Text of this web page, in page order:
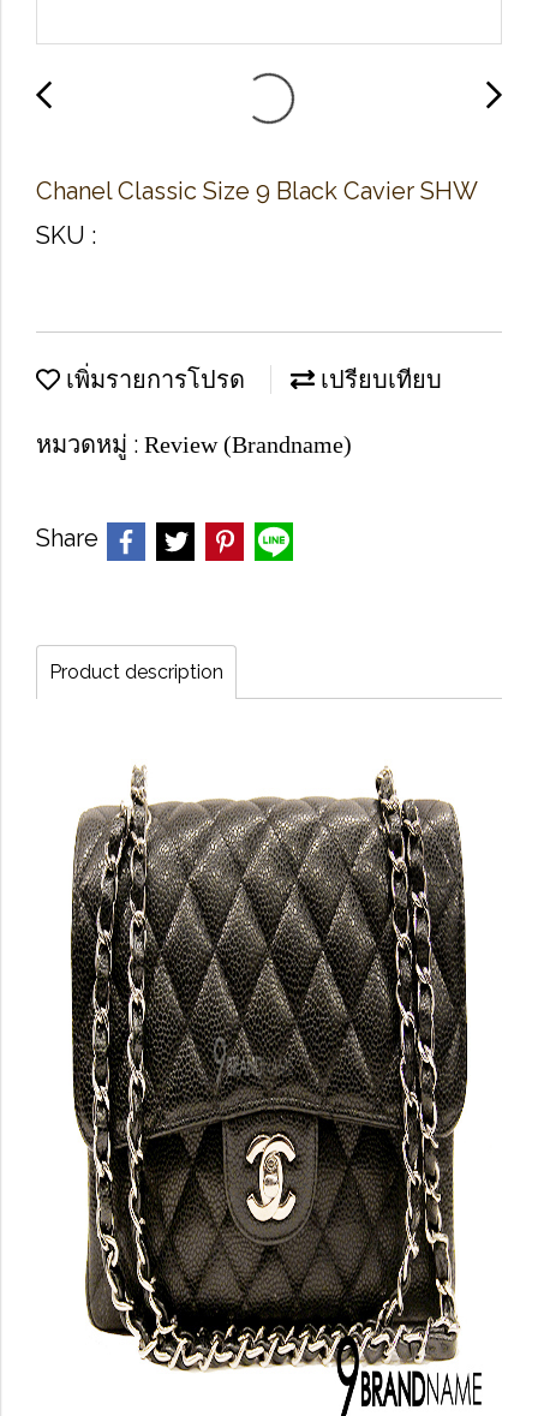
Chanel Classic Size 9 Black Cavier SHW
SKU :
เพิ่มรายการโปรด เปรียบเทียบ
หมวดหมู่ : Review (Brandname)
Share
Product description